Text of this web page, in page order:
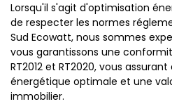
Lorsqu'il s'agit d'optimisation
de respecter les normes
Sud Ecowatt, nous sommes
vous garantissons une
RT2012 et RT2020, vous
énergétique optimale et une
immobilier.